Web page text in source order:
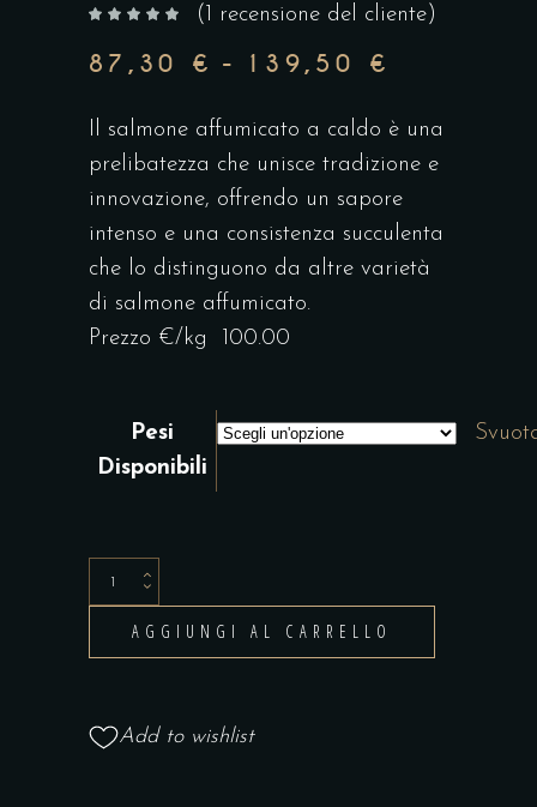
( 1 recensione del cliente)
87,30 € - 139,50 €
DI
PREZZO:
DA
87,30 €
A
Il salmone affumicato a caldo è una
prelibatezza che unisce tradizione e
innovazione, offrendo un sapore
intenso e una consistenza succulenta
che lo distinguono da altre varietà
di salmone affumicato.
Prezzo €/kg 100.00
Pesi
Disponibili
Salmone
affumicato
kg
AGGIUNGI AL CARRELLO
Add to wishlist